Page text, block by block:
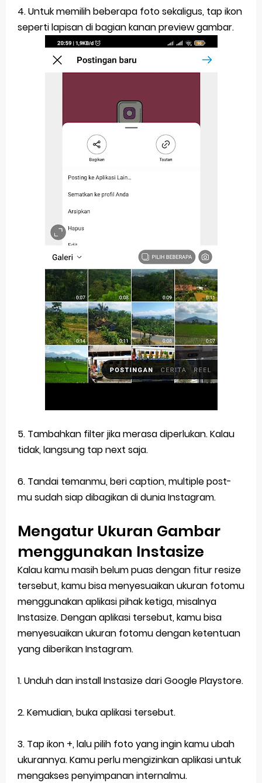
4. Untuk memilih beberapa foto sekaligus, tap ikon
seperti lapisan di bagian kanan preview gambar.
5. Tambahkan filter jika merasa diperlukan. Kalau
tidak, langsung tap next saja.
6. Tandai temanmu, beri caption, multiple post-
mu sudah siap dibagikan di dunia Instagram.
Mengatur Ukuran Gambar
menggunakan Instasize
Kalau kamu masih belum puas dengan fitur resize
tersebut, kamu bisa menyesuaikan ukuran fotomu
menggunakan aplikasi pihak ketiga, misalnya
Instasize. Dengan aplikasi tersebut, kamu bisa
menyesuaikan ukuran fotomu dengan ketentuan
yang diberikan Instagram.
1. Unduh dan install Instasize dari Google Playstore.
2. Kemudian, buka aplikasi tersebut.
3. Tap ikon +, lalu pilih foto yang ingin kamu ubah
ukurannya. Kamu perlu mengizinkan aplikasi untuk
mengakses penyimpanan internalmu.